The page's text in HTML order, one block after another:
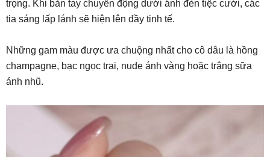
trọng. Khi bàn tay chuyển động dưới ánh đèn tiệc cưới, các
tia sáng lấp lánh sẽ hiện lên đầy tinh tế.
Những gam màu được ưa chuộng nhất cho cô dâu là hồng
champagne, bạc ngọc trai, nude ánh vàng hoặc trắng sữa
ánh nhũ.